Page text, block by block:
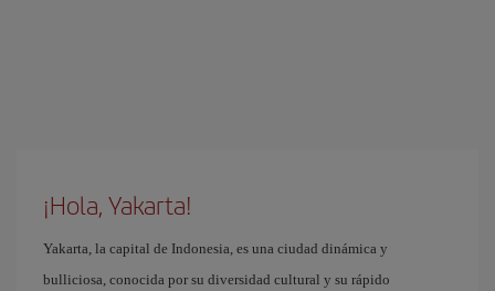
¡Hola, Yakarta!
Yakarta, la capital de Indonesia, es una ciudad dinámica y
bulliciosa, conocida por su diversidad cultural y su rápido